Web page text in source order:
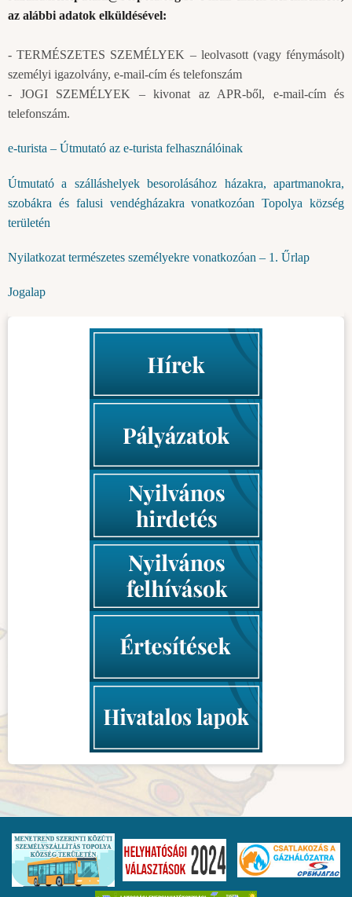
az alábbi adatok elküldésével:
- TERMÉSZETES SZEMÉLYEK – leolvasott (vagy fénymásolt)
személyi igazolvány, e-mail-cím és telefonszám
- JOGI SZEMÉLYEK – kivonat az APR-ből, e-mail-cím és
telefonszám.
e-turista – Útmutató az e-turista felhasználóinak
Útmutató a szálláshelyek besorolásához házakra, apartmanokra,
szobákra és falusi vendégházakra vonatkozóan Topolya község
területén
Nyilatkozat természetes személyekre vonatkozóan – 1. Űrlap
Jogalap